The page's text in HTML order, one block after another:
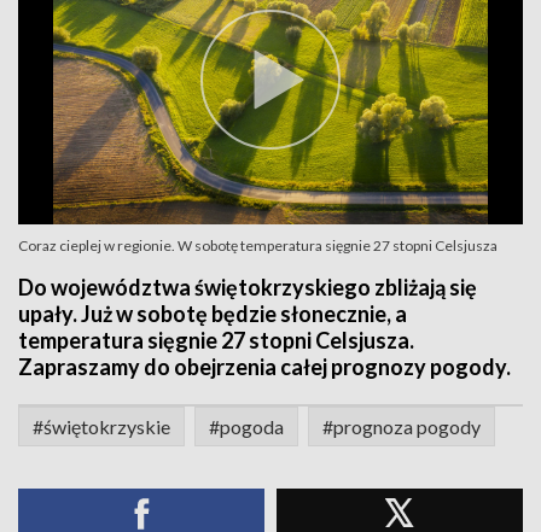
Coraz cieplej w regionie. W sobotę temperatura sięgnie 27 stopni Celsjusza
Do województwa świętokrzyskiego zbliżają się
upały. Już w sobotę będzie słonecznie, a
temperatura sięgnie 27 stopni Celsjusza.
Zapraszamy do obejrzenia całej prognozy pogody.
#świętokrzyskie #pogoda #prognoza pogody